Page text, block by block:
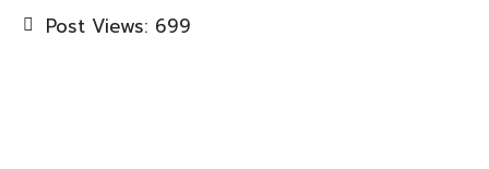
Post Views: 699